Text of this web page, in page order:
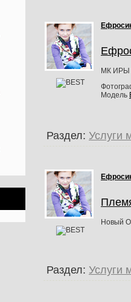
МК ИРЫ
Модель
Раздел: Услуги
Новый
Раздел: Услуги